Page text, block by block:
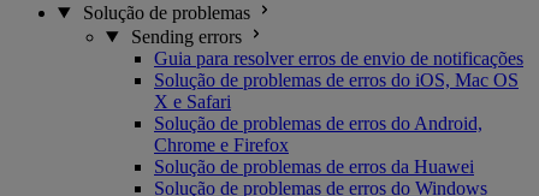
Solução de problemas
Sending errors
Guia para resolver erros de envio de notificações
Solução de problemas de erros do iOS, Mac OS
X e Safari
Solução de problemas de erros do Android,
Chrome e Firefox
Solução de problemas de erros da Huawei
Solução de problemas de erros do Windows